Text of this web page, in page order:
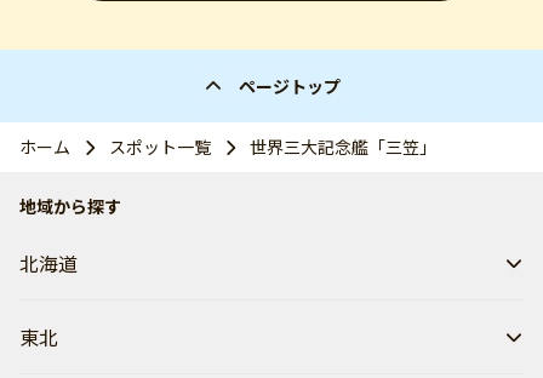
ページトップ
ホーム スポット一覧 世界三大記念艦「三笠」
地域から探す
北海道
東北